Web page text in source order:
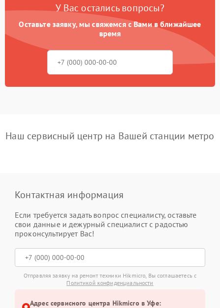
У Вас остались вопросы?
Оставьте заявку, мы свяжемся с Вами в ближайшее
время
Наш сервисный центр на Вашей станции метро
Контактная информация
Если требуется задать вопрос специалисту, оставьте
свои данные и дежурный специалист с радостью
проконсультирует Вас!
Отправляя заявку на ремонт техники Hikmicro, Вы соглашаетесь с
Политикой конфиденциальности
Адрес сервисного центра Hikmicro в Уфе: